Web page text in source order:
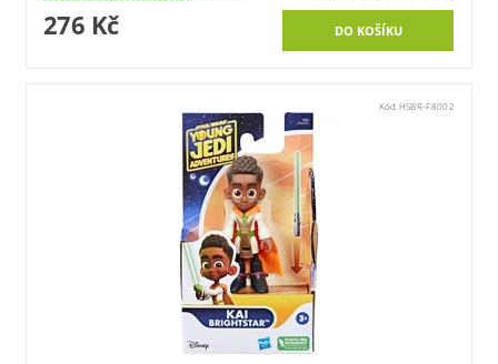
276 Kč
Kód: HSBR-F8002